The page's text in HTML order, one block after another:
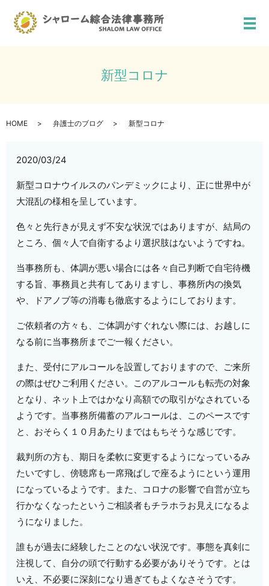
メ
新型コロナ
HOME 弁護士のブログ 新型コロナ
2020/03/24
新型コロナウイルスのパンデミックにより、正に世界中が
大混乱の様相を呈しています。
色々と先行きが見えず不安な状況ではありますが、結局の
ところ、個々人で自衛するより選択肢はないようですね。
当事務所も、体調が悪い場合には各々自己判断で自宅待機
する旨、事務員と共有してありますし、事務所内の換気
や、ドアノブ等の消毒も徹底するようにしております。
ご依頼者の方々も、ご体調がすぐれない際には、お越しに
なる前に当事務所までご一報ください。
また、受付にアルコールを設置しておりますので、ご来所
の際はぜひご利用ください。このアルコールも転売の対象
となり、ネット上ではかなり高額での取引がなされている
ようです。当事務所備蓄のアルコールは、このペースです
と、おそらく１０月あたりまではもちそうな感じです。
裁判所の方も、期日を柔軟に変更するようになっているみ
たいですし、傍聴席も一席飛ばしで座るようにという運用
になっているようです。また、コロナの影響で自営が立ち
行かなくなったというご相談者もチラホラお見えになるよ
うになりました。
誰もが過去に経験したことのない状況です。事態を真剣に
注視して、自分の頭で行動する必要がありそうです。とは
いえ、不必要に深刻になり過ぎてもよくなさそうです。